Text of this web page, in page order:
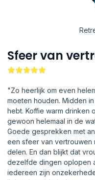
Sfeer van
"Zo heerlijk om even
moeten houden. Midden
hebt. Koffie warm drinken
gewoon helemaal in de
Goede gesprekken met
een sfeer van
delen. En dan blijkt dat
dezelfde dingen oplopen
iedereen zijn